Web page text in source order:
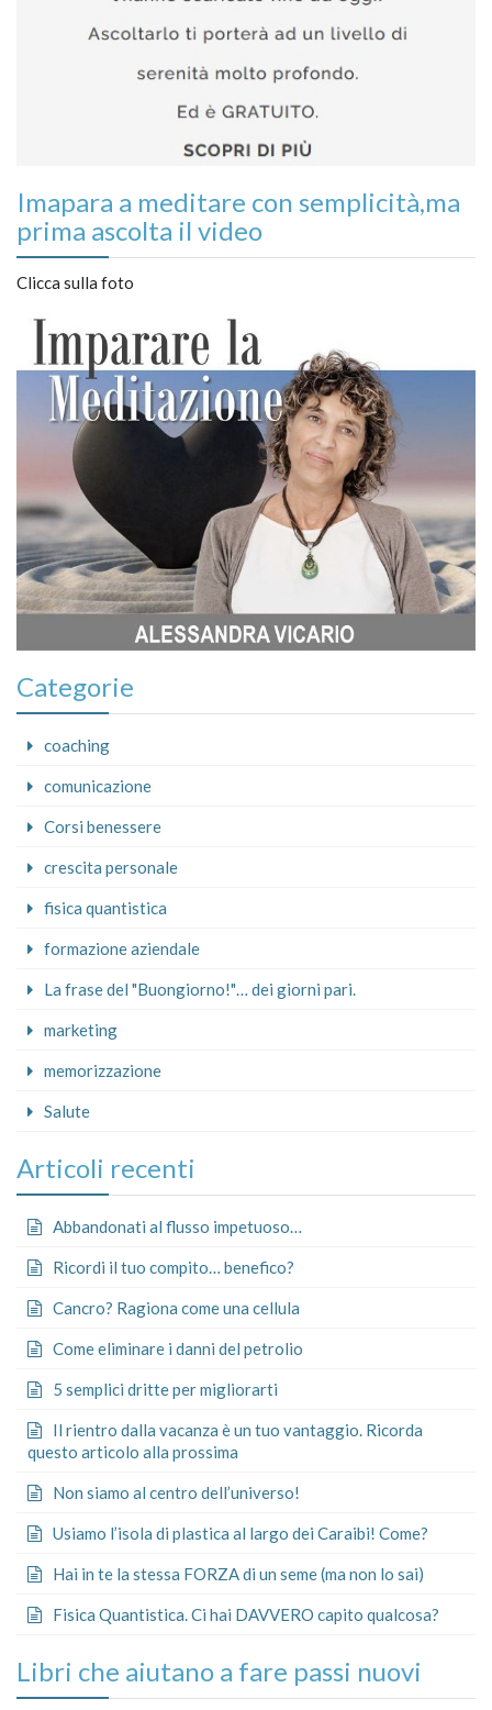
Imapara a meditare con semplicità,ma
prima ascolta il video
Clicca sulla foto
Categorie
coaching
comunicazione
Corsi benessere
crescita personale
fisica quantistica
formazione aziendale
La frase del "Buongiorno!"… dei giorni pari.
marketing
memorizzazione
Salute
Articoli recenti
Abbandonati al flusso impetuoso…
Ricordi il tuo compito… benefico?
Cancro? Ragiona come una cellula
Come eliminare i danni del petrolio
5 semplici dritte per migliorarti
Il rientro dalla vacanza è un tuo vantaggio. Ricorda
questo articolo alla prossima
Non siamo al centro dell’universo!
Usiamo l’isola di plastica al largo dei Caraibi! Come?
Hai in te la stessa FORZA di un seme (ma non lo sai)
Fisica Quantistica. Ci hai DAVVERO capito qualcosa?
Libri che aiutano a fare passi nuovi